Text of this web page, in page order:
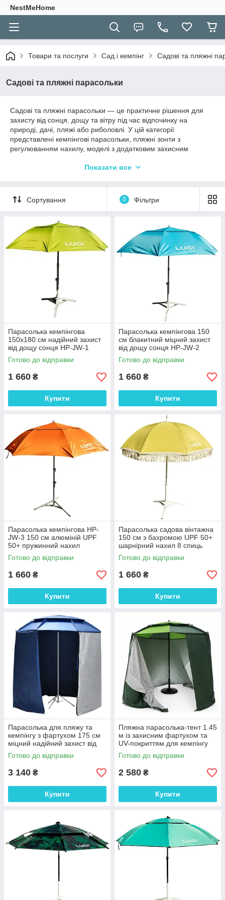
NestMeHome
Товари та послуги Сад і кемпінг Садові та пляжні
Садові та пляжні парасольки
Садові та пляжні парасольки — це практичне рішення для
захисту від сонця, дощу та вітру під час відпочинку на
природі, дачі, пляжі або риболовлі. У цій категорії
представлені кемпінгові парасольки, пляжні зонти з
регулюванням нахилу, моделі з додатковим захисним
конструкції та регульовані механізми дозволяють легко
адаптувати парасольку під положення сонця або напрямок
Окремо представлені металеві підставки для парасольок,
тримачі для фіксації на піску чи ґрунті, а також кілочки для
додаткового закріплення туристичного спорядження.
Показати все
Сортування 0 Фільтри
Парасолька кемпінгова
150х180 см надійний захист
від дощу сонця HP-JW-1
Готово до відправки
1 660 ₴
Купити
Парасолька кемпінгова 150
см блакитний міцний захист
від дощу сонця HP-JW-2
Готово до відправки
1 660 ₴
Купити
Парасолька кемпінгова HP-
JW-3 150 см алюміній UPF
50+ пружинний нахил
інверторна система
помаранчева пляж дача
Готово до відправки
1 660 ₴
Купити
Парасолька садова вінтажна
150 см з бахромою UPF 50+
шарнірний нахил 8 спиць
сталевий каркас
Готово до відправки
1 660 ₴
Купити
Парасолька для пляжу та
кемпінгу з фартухом 175 см
міцний надійний захист від
дощу сонця HP-JW-5и
Готово до відправки
3 140 ₴
Купити
Пляжна парасолька-тент 1.45
м із захисним фартухом та
UV-покриттям для кемпінгу
Готово до відправки
2 580 ₴
Купити